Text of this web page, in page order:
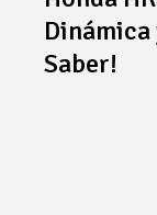
Dinámica
Saber!